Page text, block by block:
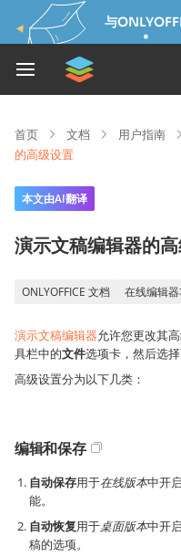
与
首页 文档 用户指南
的高级设置
本文由AI翻译
演示文稿编辑器的
ONLYOFFICE 文档 在线编辑
演示文稿编辑器允许您更改其
具栏中的文件选项卡，然后选择
高级设置分为以下几类：
编辑和保存
自动保存用于在线版本中开
能。
自动恢复用于桌面版本中开
稿的选项。